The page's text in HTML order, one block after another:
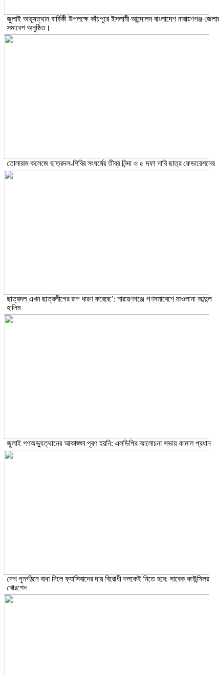
জুলাই অভ্যূত্থান বার্ষিকী উপলক্ষে কাঁচপুরে ইসলামী আন্দোলন বাংলাদেশ নারায়ণগঞ্জ
সমাবেশ অনুষ্ঠিত।
তোলারাম কলেজে ছাত্রদল-শিবির সংঘর্ষের তীব্র নিন্দা ও ৫ দফা দাবি ছাত্র ফেডারেশনের
ছাত্রদল এখন ছাত্রলীগের রূপ ধারণ করেছে’: নারায়ণগঞ্জে গণসমাবেশে মাওলানা আব্দুল
হালিম
জুলাই গণঅভ্যুত্থানের আকাঙ্ক্ষা পূরণ হয়নি: এলডিপির আলোচনা সভায় কামাল প্রধান
দেশ পুনর্গঠনে বাধা দিলে ফ্যাসিবাদের দায় বিরোধী দলকেই নিতে হবে: সাবেক কাউন্সিলর
খোরশেদ